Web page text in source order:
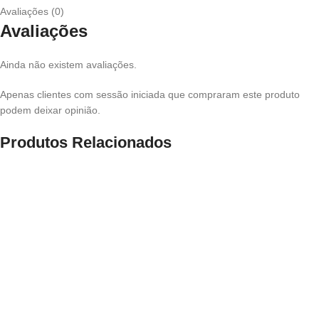
Avaliações (0)
Avaliações
Ainda não existem avaliações.
Apenas clientes com sessão iniciada que compraram este produto
podem deixar opinião.
Produtos Relacionados